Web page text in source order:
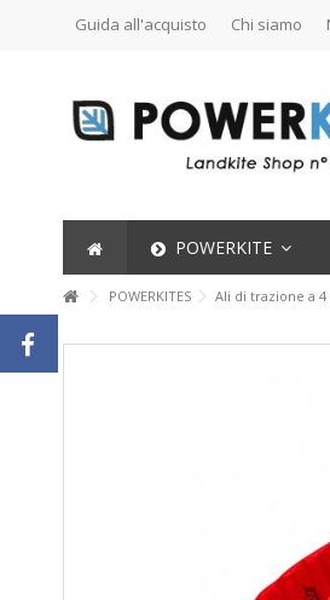
Guida all'acquisto Chi siamo
POWERKITE
POWERKITES Ali di trazione a 4